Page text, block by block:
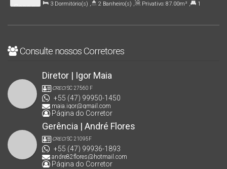
Catarina, Brasil
3 Dormitório(s) , 2 Banheiro(s) , Privativo: 87.00m² ,
1
Consulte nossos Corretores
Diretor | Igor Maia
CRECISC 27560 F
+55 (47) 99950-1450
maia.igor@gmail.com
Página do Corretor
Gerência | André Flores
CRECISC 21095F
+55 (47) 99936-1893
andre82flores@hotmail.com
Página do Corretor